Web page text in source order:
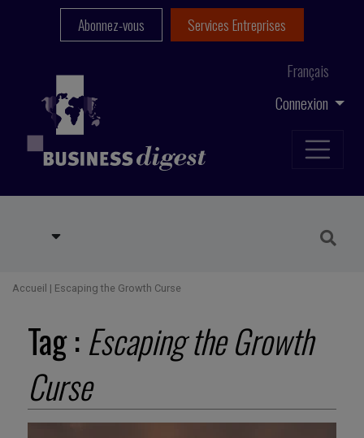
Connexion
Français
Abonnez-vous Services Entreprises
Accueil | Escaping the Growth Curse
Tag : Escaping the Growth
Curse